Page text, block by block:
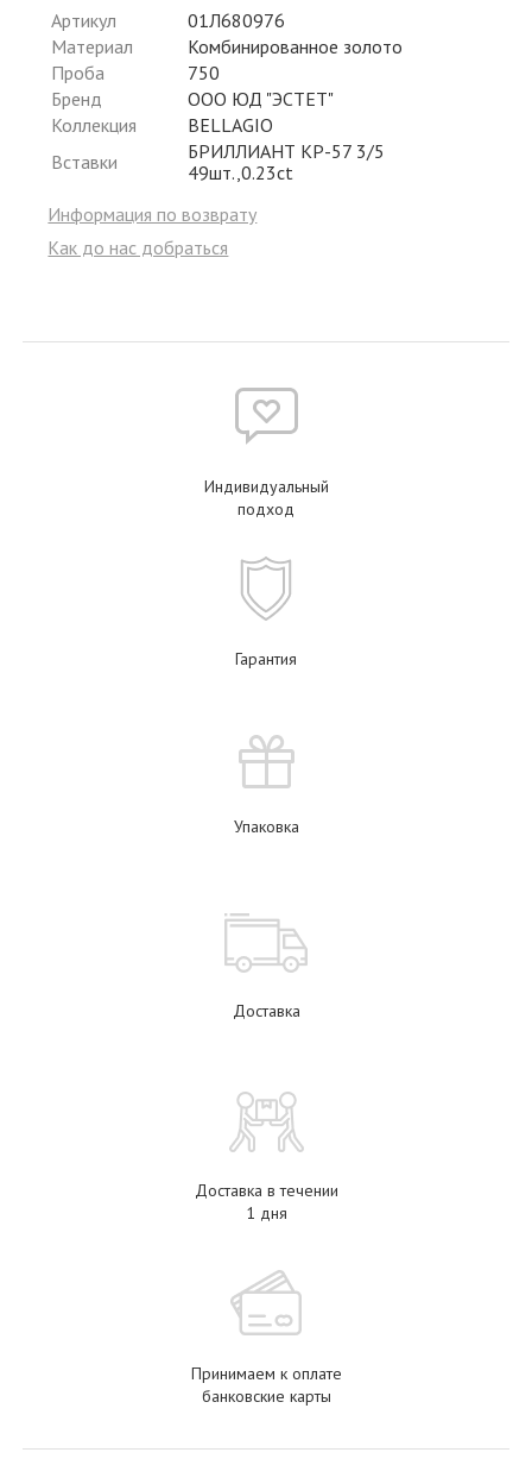
Артикул
01Л680976
Материал
Комбинированное золото
Проба
750
Бренд
ООО ЮД "ЭСТЕТ"
Коллекция
BELLAGIO
Вставки
БРИЛЛИАНТ КР-57 3/5
49шт.,0.23ct
Информация по возврату
Как до нас добраться
Индивидуальный
подход
Гарантия
Упаковка
Доставка
Доставка в течении
1 дня
Принимаем к оплате
банковские карты